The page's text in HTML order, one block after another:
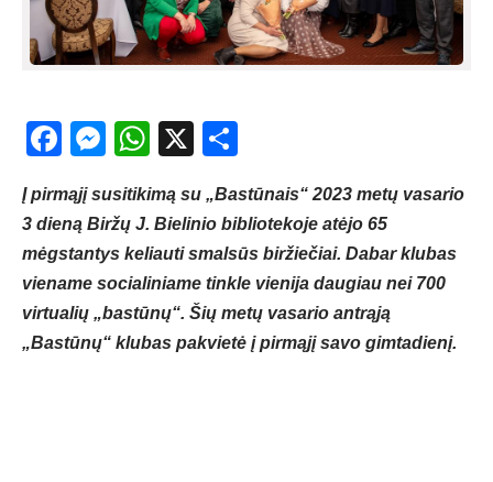
Facebook
Messenger
WhatsApp
X
Į pirmąjį susitikimą su „Bastūnais“ 2023 metų vasario
3 dieną Biržų J. Bielinio bibliotekoje atėjo 65
mėgstantys keliauti smalsūs biržiečiai. Dabar klubas
viename socialiniame tinkle vienija daugiau nei 700
virtualių „bastūnų“. Šių metų vasario antrąją
„Bastūnų“ klubas pakvietė į pirmąjį savo gimtadienį.